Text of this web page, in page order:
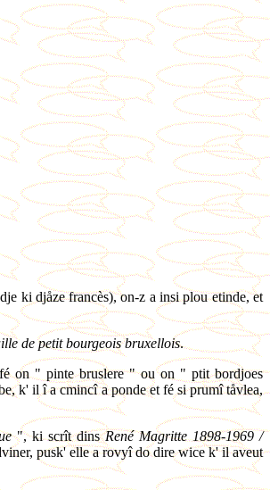
ki djåze francès), on-z a insi plou etinde, et
de petit bourgeois bruxellois.
on " pinte bruslere " ou on " ptit bordjoes
k' il î a cmincî a ponde et fé si prumî tåvlea,
", ki scrît dinsRené Magritte 1898-1969 /
pusk' elle a rovyî do dire wice k' il aveut